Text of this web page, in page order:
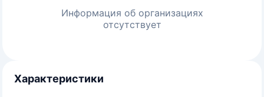
Информация об организациях
отсутствует
Характеристики